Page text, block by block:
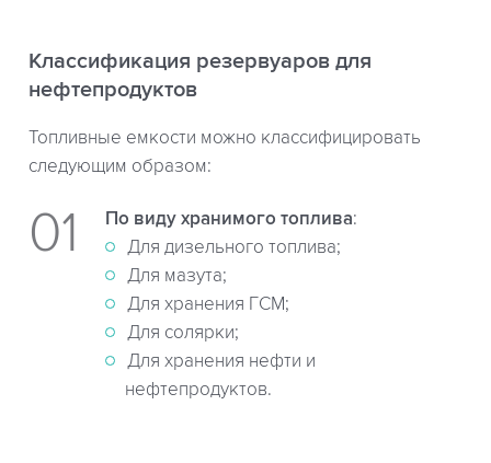
Классификация резервуаров для
нефтепродуктов
Топливные емкости можно классифицировать
следующим образом:
По виду хранимого топлива:
Для дизельного топлива;
Для мазута;
Для хранения ГСМ;
Для солярки;
Для хранения нефти и
нефтепродуктов.